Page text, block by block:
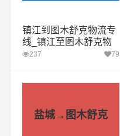
镇江到图木舒克物流专
线_镇江至图木舒克物
流公司
237 79
盐城→图木舒克